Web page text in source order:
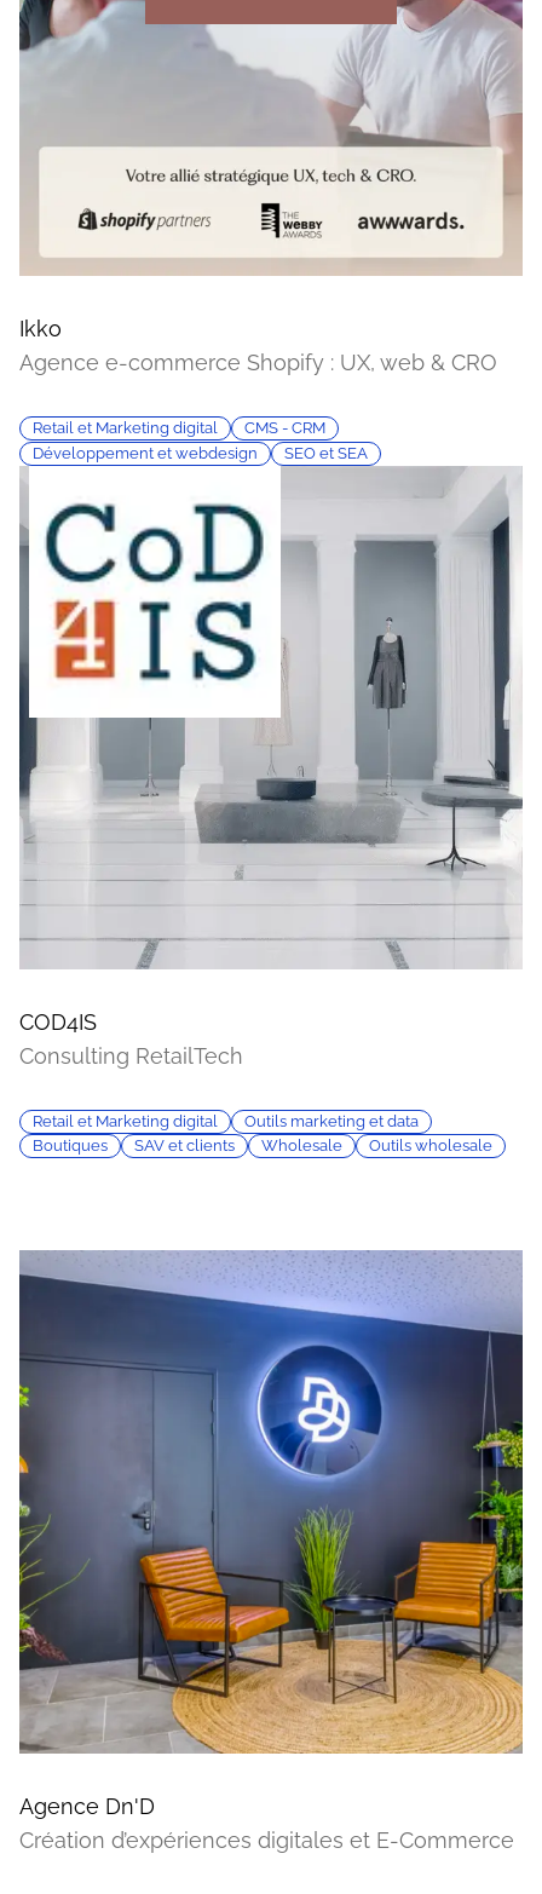
Ikko
Agence e-commerce Shopify : UX, web & CRO
Retail et Marketing digital
CMS - CRM
Développement et webdesign
SEO et SEA
COD4IS
Consulting RetailTech
Retail et Marketing digital
Outils marketing et data
Boutiques
SAV et clients Wholesale Outils wholesale
Agence Dn'D
Création d’expériences digitales et E-Commerce